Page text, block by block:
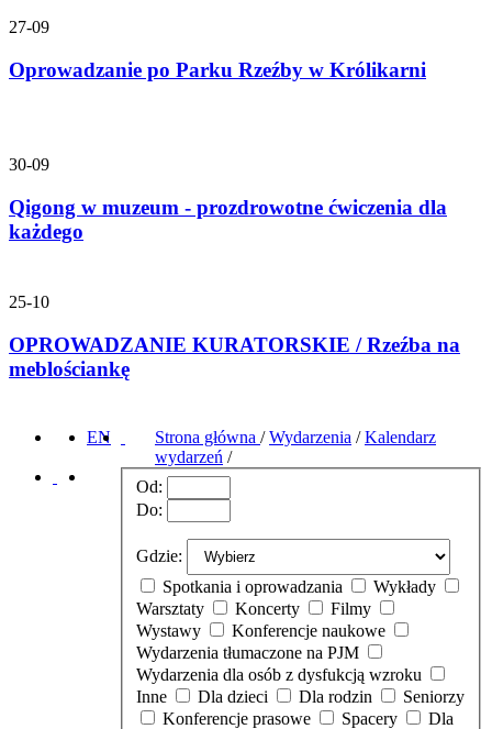
27-09
Oprowadzanie po Parku Rzeźby w Królikarni
30-09
Qigong w muzeum - prozdrowotne ćwiczenia dla
każdego
25-10
OPROWADZANIE KURATORSKIE / Rzeźba na
meblościankę
EN Strona główna / Wydarzenia /Kalendarz
wydarzeń /
Od:
Do:
Gdzie:
Spotkania i oprowadzania
Wykłady
Warsztaty
Koncerty
Filmy
Wystawy
Konferencje naukowe
Wydarzenia tłumaczone na PJM
Wydarzenia dla osób z dysfukcją wzroku
Inne
Dla dzieci Dla rodzin
Seniorzy
Konferencje prasowe
Spacery